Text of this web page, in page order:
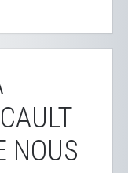
NOUS